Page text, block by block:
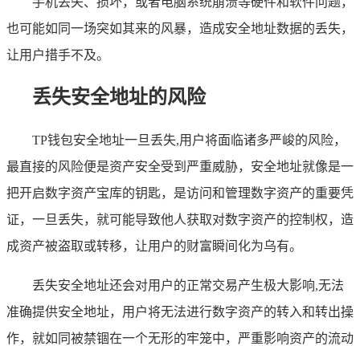
也可能如同一场突如其来的风暴，造成安全地址数据的丢失，
让用户措手不及。
丢失安全地址的风险
TP钱包安全地址一旦丢失,用户将面临诸多严峻的风险，
最直接的风险便是资产安全受到严重威胁，安全地址就像是一
把开启数字资产宝库的钥匙，是访问和管理数字资产的重要凭
证，一旦丢失，就可能导致他人获取对数字资产的控制权，造
成资产被盗取或转移，让用户的财富瞬间化为乌有。
丢失安全地址还会对用户的正常交易产生极大影响,无法
准确提供安全地址，用户将无法进行数字资产的转入和转出操
作，就如同被禁锢在一个无形的牢笼中，严重影响资产的流动